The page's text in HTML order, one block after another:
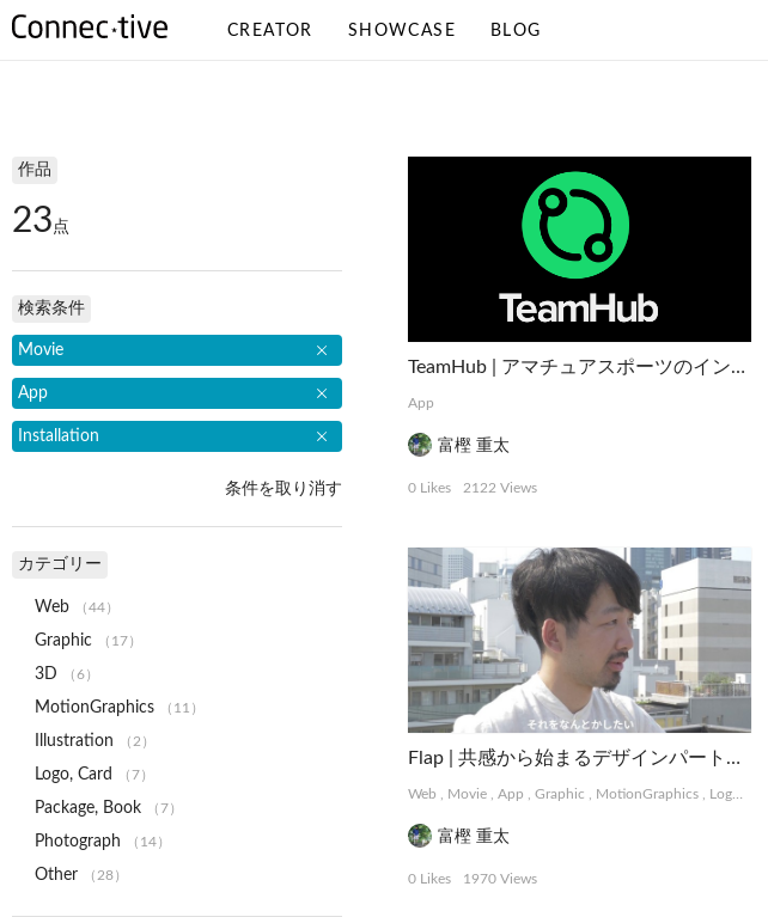
CREATOR SHOWCASE BLOG
TeamHub | アマチュアスポーツのインフラを支えるマネジメントアプリ
App
富樫 重太
0 Likes 2122 Views
Flap | 共感から始まるデザインパートナーシップサービス
Web Movie App Graphic MotionGraphics Logo, Card
富樫 重太
0 Likes 1970 Views
作品
23点
検索条件
Movie
App
Installation
条件を取り消す
カテゴリー
Web （44）
Graphic （17）
3D （6）
MotionGraphics （11）
Illustration （2）
Logo, Card （7）
Package, Book （7）
Photograph （14）
Other （28）